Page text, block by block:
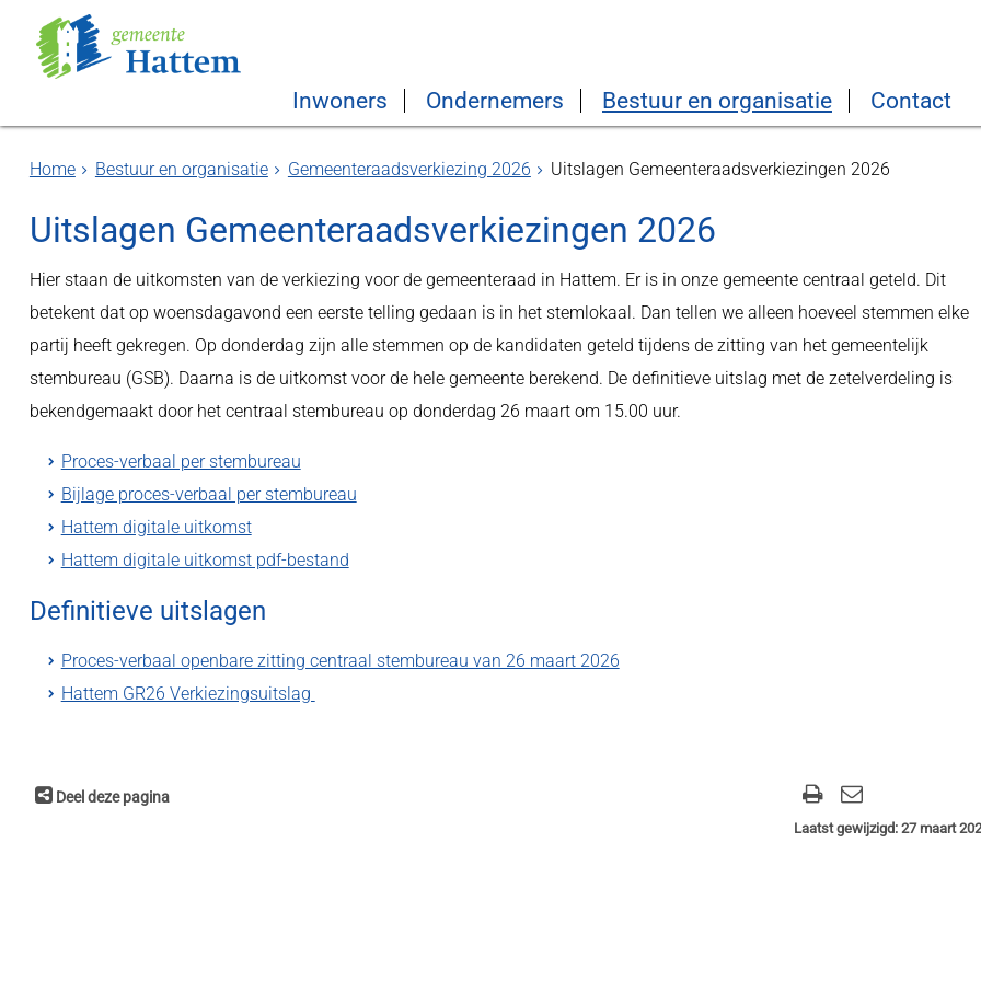
Inwoners Ondernemers Bestuur en organisatie Contact
Home Bestuur en organisatie Gemeenteraadsverkiezing 2026 Uitslagen Gemeenteraadsverkiezingen 2026
Uitslagen Gemeenteraadsverkiezingen 2026
Hier staan de uitkomsten van de verkiezing voor de gemeenteraad in Hattem. Er is in onze gemeente centraal geteld. Dit
betekent dat op woensdagavond een eerste telling gedaan is in het stemlokaal. Dan tellen we alleen hoeveel stemmen elke
partij heeft gekregen. Op donderdag zijn alle stemmen op de kandidaten geteld tijdens de zitting van het gemeentelijk
stembureau (GSB). Daarna is de uitkomst voor de hele gemeente berekend. De definitieve uitslag met de zetelverdeling is
bekendgemaakt door het centraal stembureau op donderdag 26 maart om 15.00 uur.
Proces-verbaal per stembureau
Bijlage proces-verbaal per stembureau
Hattem digitale uitkomst
Hattem digitale uitkomst pdf-bestand
Definitieve uitslagen
Proces-verbaal openbare zitting centraal stembureau van 26 maart 2026
Hattem GR26 Verkiezingsuitslag
Deel deze pagina
Laatst gewijzigd: 27 maart